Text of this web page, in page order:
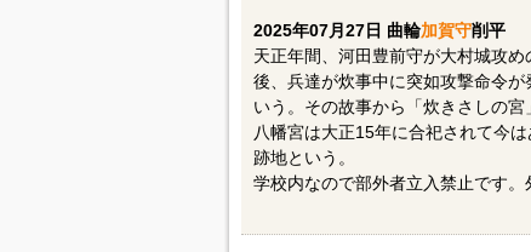
2025年07月27日 曲輪加賀守削平
天正年間、河田豊前守が大村城攻
後、兵達が炊事中に突如攻撃命令
いう。その故事から「炊きさしの宮
八幡宮は大正15年に合祀されて今
跡地という。
学校内なので部外者立入禁止です。